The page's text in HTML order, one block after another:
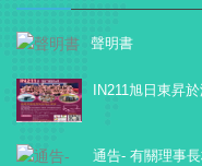
聲明書
IN211旭日東昇
通告- 有關理事